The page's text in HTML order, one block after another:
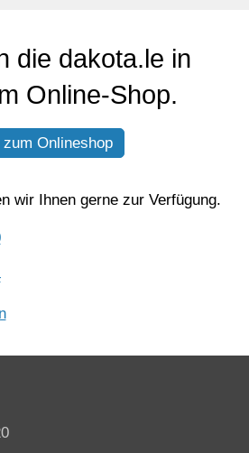
die dakota.le in
Online-Shop.
zum Onlineshop
wir Ihnen gerne zur Verfügung.